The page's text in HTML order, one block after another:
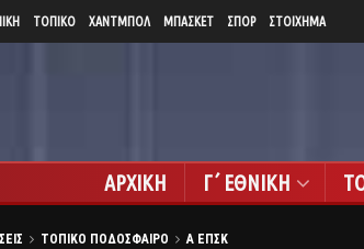
ΤΟΠΙΚΟ ΧΑΝΤΜΠΟΛ ΜΠΑΣΚΕΤ ΣΠΟΡ ΣΤΟΙΧΗΜΑ
ΑΡΧΙΚΗ Γ΄ ΕΘΝΙΚΗ
ΤΟΠΙΚΟ ΠΟΔΟΣΦΑΙΡΟ Α ΕΠΣΚ